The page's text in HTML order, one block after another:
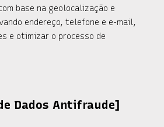
base na geolocalização e
endereço, telefone e e-mail,
e otimizar o processo de
Dados Antifraude]